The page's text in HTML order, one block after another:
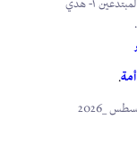
وبدع المبتدعين ١- هدي
.